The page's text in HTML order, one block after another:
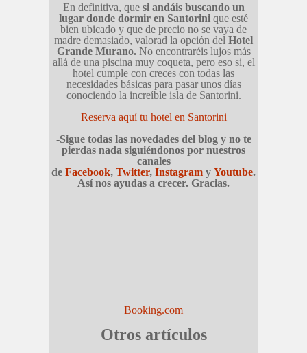
En definitiva, que si andáis buscando un
lugar donde dormir en Santorini que esté
bien ubicado y que de precio no se vaya de
madre demasiado, valorad la opción del Hotel
Grande Murano.No encontraréis lujos más
allá de una piscina muy coqueta, pero eso si, el
hotel cumple con creces con todas las
necesidades básicas para pasar unos días
conociendo la increíble isla de Santorini.
Reserva aquí tu hotel en Santorini
-Sigue todas las novedades del blog y no te
pierdas nada siguiéndonos por nuestros
canales
de Facebook, Twitter, Instagram y Youtube.
Así nos ayudas a crecer. Gracias.
Booking.com
Otros artículos